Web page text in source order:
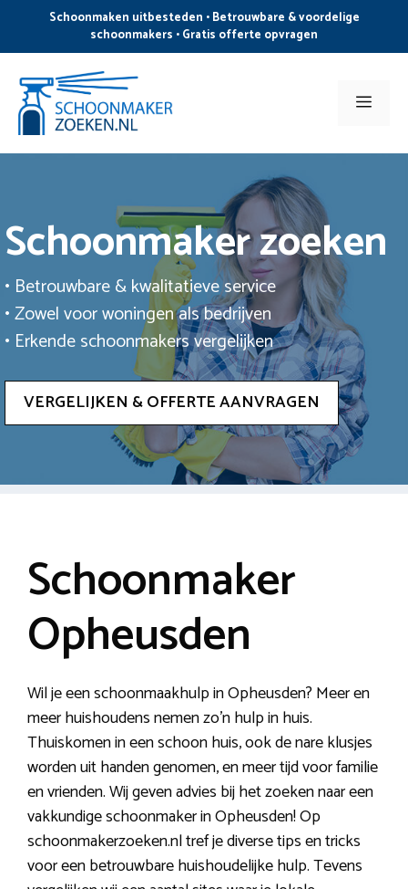
de
inhoud
Schoonmaken uitbesteden • Betrouwbare & voordelige
schoonmakers • Gratis offerte opvragen
Menu
Schoonmaker zoeken
• Betrouwbare & kwalitatieve service
• Zowel voor woningen als bedrijven
• Erkende schoonmakers vergelijken
VERGELIJKEN & OFFERTE AANVRAGEN
Schoonmaker
Opheusden
Wil je een schoonmaakhulp in Opheusden? Meer en
meer huishoudens nemen zo’n hulp in huis.
Thuiskomen in een schoon huis, ook de nare klusjes
worden uit handen genomen, en meer tijd voor familie
en vrienden. Wij geven advies bij het zoeken naar een
vakkundige schoonmaker in Opheusden! Op
schoonmakerzoeken.nl tref je diverse tips en tricks
voor een betrouwbare huishoudelijke hulp. Tevens